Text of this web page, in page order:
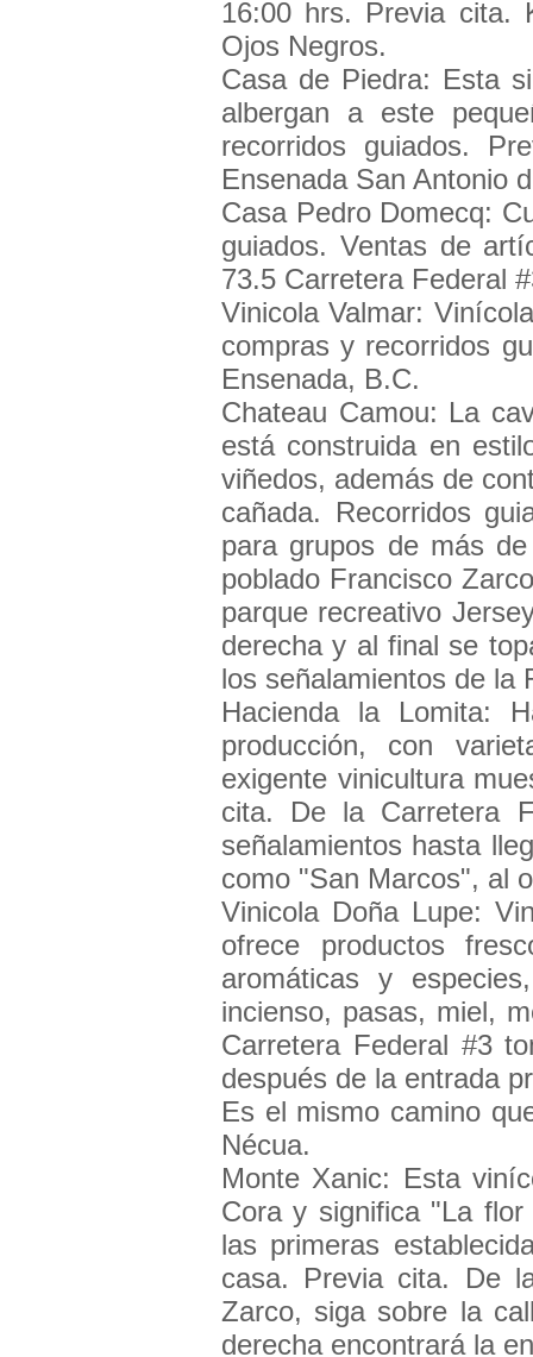
16:00 hrs. Previa cita.
Ojos Negros.
Casa de Piedra: Esta
albergan a este
recorridos guiados.
Ensenada San Antonio
Casa Pedro Domecq:
guiados. Ventas de
73.5 Carretera Federal
Vinicola Valmar:
compras y recorridos
Ensenada, B.C.
Chateau Camou: La
está construida en
viñedos, además de
cañada. Recorridos
para grupos de más
poblado Francisco
parque recreativo
derecha y al final se
los señalamientos de la
Hacienda la Lomita:
producción, con
exigente vinicultura
cita. De la Carretera
señalamientos hasta
como "San Marcos", al
Vinicola Doña Lupe:
ofrece productos
aromáticas y
incienso, pasas, miel,
Carretera Federal #3
después de la entrada
Es el mismo camino
Nécua.
Monte Xanic: Esta
Cora y significa "La
las primeras
casa. Previa cita. De
Zarco, siga sobre la
derecha encontrará la